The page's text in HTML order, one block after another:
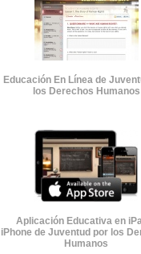
Educación En Línea de
los Derechos Humanos
Aplicación Educativa en
iPhone de Juventud por los
Humanos